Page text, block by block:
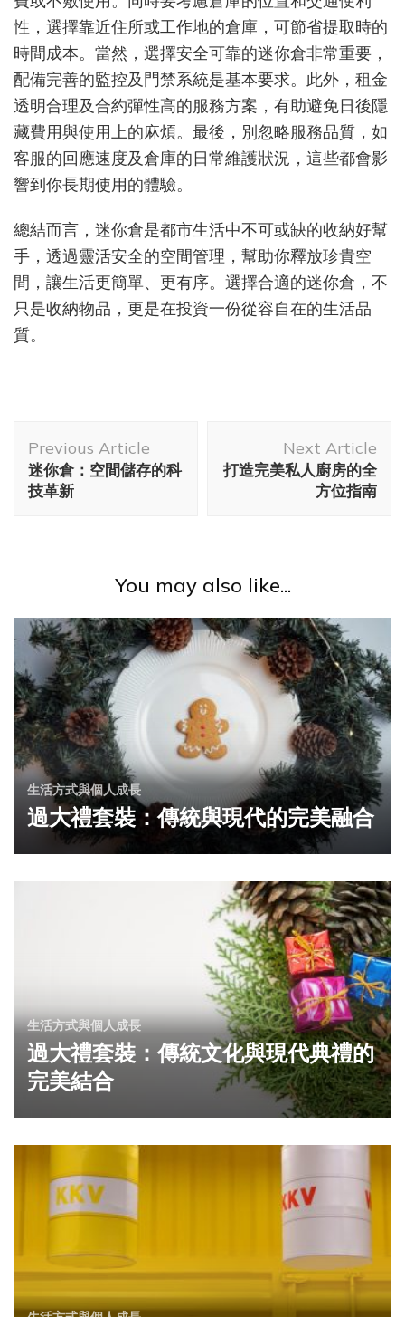
性，選擇靠近住所或工作地的倉庫，可節省提取時的
時間成本。當然，選擇安全可靠的迷你倉非常重要，
配備完善的監控及門禁系統是基本要求。此外，租金
透明合理及合約彈性高的服務方案，有助避免日後隱
藏費用與使用上的麻煩。最後，別忽略服務品質，如
客服的回應速度及倉庫的日常維護狀況，這些都會影
響到你長期使用的體驗。
總結而言，迷你倉是都市生活中不可或缺的收納好幫
手，透過靈活安全的空間管理，幫助你釋放珍貴空
間，讓生活更簡單、更有序。選擇合適的迷你倉，不
只是收納物品，更是在投資一份從容自在的生活品
質。
Navigation
Previous Article
迷你倉：空間儲存的科
技革新
Next Article
打造完美私人廚房的全
方位指南
You may also like...
生活方式與個人成長
過大禮套裝：傳統與現代的完美融合
生活方式與個人成長
過大禮套裝：傳統文化與現代典禮的
完美結合